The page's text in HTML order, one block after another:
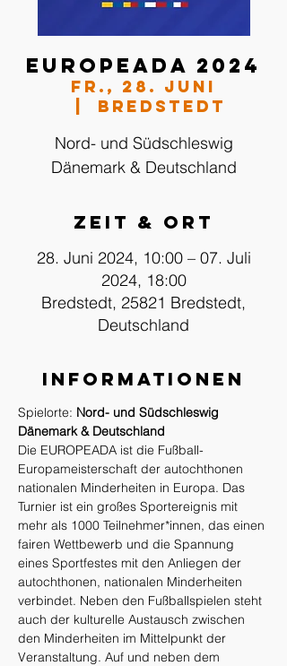
EUROPEADA 2024
Fr., 28. Juni
Bredstedt
Nord- und Südschleswig
Dänemark & Deutschland
Zeit & Ort
28. Juni 2024, 10:00 – 07. Juli
2024, 18:00
Bredstedt, 25821 Bredstedt,
Deutschland
Informationen
Spielorte: Nord- und Südschleswig
Dänemark & Deutschland
Die EUROPEADA ist die Fußball-
Europameisterschaft der autochthonen
nationalen Minderheiten in Europa. Das
Turnier ist ein großes Sportereignis mit
mehr als 1000 Teilnehmer*innen, das einen
fairen Wettbewerb und die Spannung
eines Sportfestes mit den Anliegen der
autochthonen, nationalen Minderheiten
verbindet. Neben den Fußballspielen steht
auch der kulturelle Austausch zwischen
den Minderheiten im Mittelpunkt der
Veranstaltung. Auf und neben dem